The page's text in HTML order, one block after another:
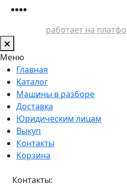
работает на
Меню
Главная
Каталог
Машины в разборе
Доставка
Юридическим лицам
Выкуп
Контакты
Корзина
Контакты: